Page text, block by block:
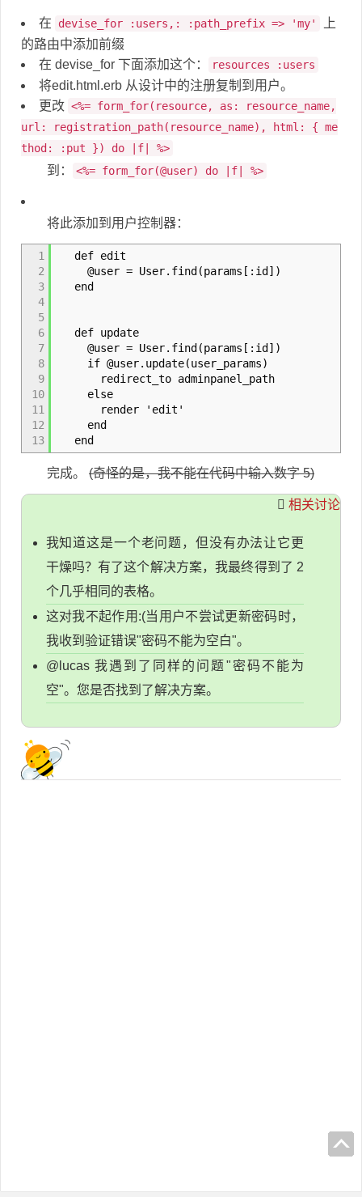
在 devise_for :users,: :path_prefix => 'my'
上
的路由中添加前缀
在 devise_for 下面添加这个：
resources :users
将edit.html.erb 从设计中的注册复制到用户。
更改 <%= form_for(resource, as: resource_name,
url: registration_path(resource_name), html: { me
thod: :put }) do |f| %>
到： <%= form_for(@user) do |f| %>
将此添加到用户控制器：
1
2
3
4
5
6
7
8
9
10
11
12
13
def edit
@user = User.find(params[:id])
end
def update
@user = User.find(params[:id])
if @user.update(user_params)
redirect_to adminpanel_path
else
render 'edit'
end
end
完成。 (奇怪的是，我不能在代码中输入数字 5)
相关讨论
我知道这是一个老问题，但没有办法让它更
干燥吗？有了这个解决方案，我最终得到了 2
个几乎相同的表格。
这对我不起作用:(当用户不尝试更新密码时，
我收到验证错误"密码不能为空白"。
@lucas 我遇到了同样的问题"密码不能为
空"。您是否找到了解决方案。